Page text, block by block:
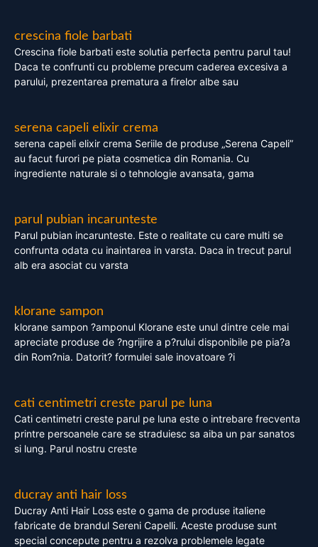
crescina fiole barbati
Crescina fiole barbati este solutia perfecta pentru parul tau!
Daca te confrunti cu probleme precum caderea excesiva a
parului, prezentarea prematura a firelor albe sau
serena capeli elixir crema
serena capeli elixir crema Seriile de produse „Serena Capeli”
au facut furori pe piata cosmetica din Romania. Cu
ingrediente naturale si o tehnologie avansata, gama
parul pubian incarunteste
Parul pubian incarunteste. Este o realitate cu care multi se
confrunta odata cu inaintarea in varsta. Daca in trecut parul
alb era asociat cu varsta
klorane sampon
klorane sampon ?amponul Klorane este unul dintre cele mai
apreciate produse de ?ngrijire a p?rului disponibile pe pia?a
din Rom?nia. Datorit? formulei sale inovatoare ?i
cati centimetri creste parul pe luna
Cati centimetri creste parul pe luna este o intrebare frecventa
printre persoanele care se straduiesc sa aiba un par sanatos
si lung. Parul nostru creste
ducray anti hair loss
Ducray Anti Hair Loss este o gama de produse italiene
fabricate de brandul Sereni Capelli. Aceste produse sunt
special concepute pentru a rezolva problemele legate